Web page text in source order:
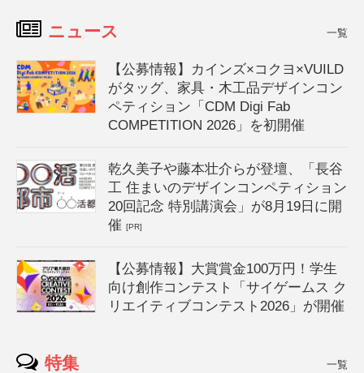
ニュース 一覧
【公募情報】カインズ×コクヨ×VUILD
がタッグ、家具・木工品デザインコン
ペティション「CDM Digi Fab
COMPETITION 2026」を初開催
乾久美子や藤本壮介らが登壇、「長谷
工 住まいのデザインコンペティション
20回記念 特別講演会」が8月19日に開
催[PR]
【公募情報】大賞賞金100万円！学生
向け創作コンテスト「サイゲームス ク
リエイティブコンテスト2026」が開催
特集 一覧